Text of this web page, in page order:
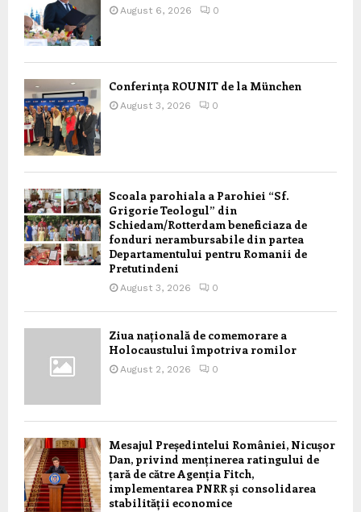
August 6, 2026 0
Conferința ROUNIT de la München
August 3, 2026 0
Scoala parohiala a Parohiei “Sf.
Grigorie Teologul” din
Schiedam/Rotterdam beneficiaza de
fonduri nerambursabile din partea
Departamentului pentru Romanii de
Pretutindeni
August 3, 2026 0
Ziua națională de comemorare a
Holocaustului împotriva romilor
August 2, 2026 0
Mesajul Președintelui României, Nicușor
Dan, privind menținerea ratingului de
țară de către Agenția Fitch,
implementarea PNRR și consolidarea
stabilității economice